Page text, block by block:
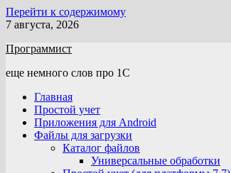
Перейти к содержимому
7 августа, 2026
Программист
еще немного слов про 1С
Главная
Простой учет
Приложения для Android
Файлы для загрузки
Каталог файлов
Универсальные обработки